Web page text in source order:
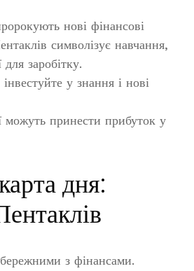
нові фінансові
символізує навчання,
для заробітку.
інвестуйте у знання і нові
можуть принести прибуток у
дня:
з фінансами.